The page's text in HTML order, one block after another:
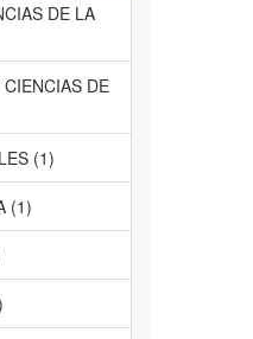
DE LA
DE
(1)
(1)